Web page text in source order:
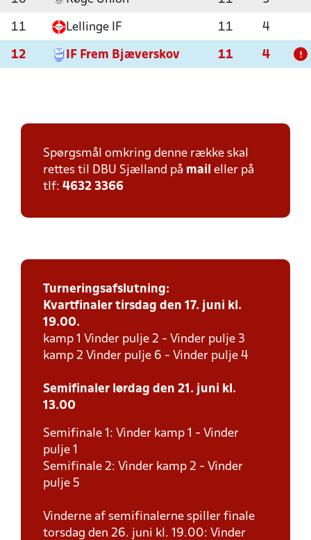
11 Lellinge IF 11 4
12 IF Frem Bjæverskov 11 4 !
Spørgsmål omkring denne række skal
rettes til DBU Sjælland på mail eller på
tlf: 4632 3366
Turneringsafslutning:
Kvartfinaler tirsdag den 17. juni kl.
19.00.
kamp 1 Vinder pulje 2 - Vinder pulje 3
kamp 2 Vinder pulje 6 - Vinder pulje 4
Semifinaler lørdag den 21. juni kl.
13.00
Semifinale 1: Vinder kamp 1 - Vinder
pulje 1
Semifinale 2: Vinder kamp 2 - Vinder
pulje 5
Vinderne af semifinalerne spiller finale
torsdag den 26. juni kl. 19.00: Vinder